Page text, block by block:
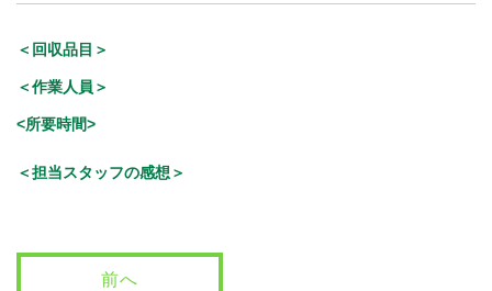
＜回収品目＞
＜作業人員＞
<所要時間>
＜担当スタッフの感想＞
前へ